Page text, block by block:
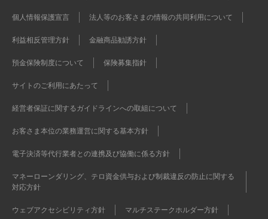
個人情報保護宣言 法人等のお客さまの情報の共同利用について
利益相反管理方針 金融商品勧誘方針
預金保険制度について 保険募集指針
サイトのご利用にあたって
経営者保証に関するガイドラインへの取組について
お客さま本位の業務運営に関する基本方針
電子決済等代行業者との連携及び協働に係る方針
マネーローンダリング、テロ資金供与および制裁違反の防止に関する
対応方針
ウェブアクセシビリティ方針 マルチステークホルダー方針